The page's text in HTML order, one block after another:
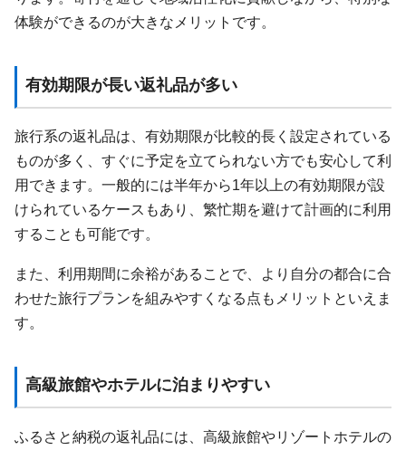
体験ができるのが大きなメリットです。
有効期限が長い返礼品が多い
旅行系の返礼品は、有効期限が比較的長く設定されている
ものが多く、すぐに予定を立てられない方でも安心して利
用できます。一般的には半年から1年以上の有効期限が設
けられているケースもあり、繁忙期を避けて計画的に利用
することも可能です。
また、利用期間に余裕があることで、より自分の都合に合
わせた旅行プランを組みやすくなる点もメリットといえま
す。
高級旅館やホテルに泊まりやすい
ふるさと納税の返礼品には、高級旅館やリゾートホテルの